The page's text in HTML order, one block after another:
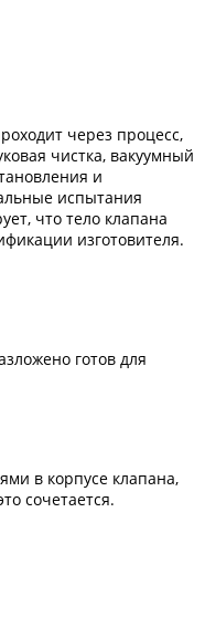
через процесс,
чистка, вакуумный
и
испытания
что тело клапана
изготовителя.
готов для
в корпусе клапана,
сочетается.